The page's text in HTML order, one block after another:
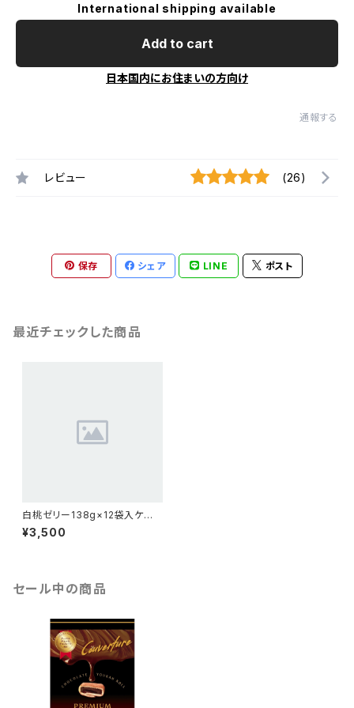
International shipping available
Add to cart
日本国内にお住まいの方向け
通報する
レビュー (26)
保存 シェア LINE ポスト
最近チェックした商品
白桃ゼリー138g×12袋入ケー
ス
¥3,500
セール中の商品